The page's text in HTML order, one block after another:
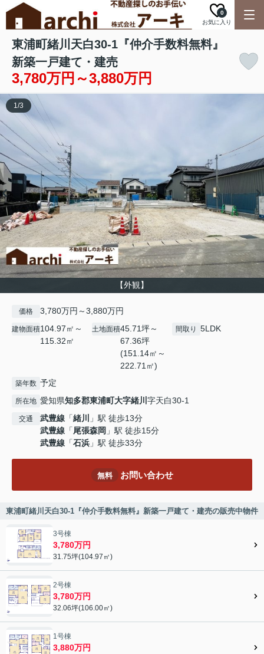
お気に入り
0
東浦町緒川天白30-1『仲介手数料無料』
新築一戸建て・建売
3,780万円～3,880万円
【外観】
1/3
価格 3,780万円～3,880万円
建物面積104.97㎡～
115.32㎡
土地面積45.71坪～
67.36坪
(151.14㎡～
222.71㎡)
間取り 5LDK
築年数 予定
所在地 愛知県知多郡東浦町大字緒川 字天白30-1
交通 武豊線 「緒川
」駅 徒歩13分
武豊線 「尾張森岡 」駅 徒歩15分
武豊線 「石浜 」駅 徒歩33分
無料 お問い合わせ
東浦町緒川天白30-1『仲介手数料無料』新築一戸建て・建売の販売中物件
3号棟
3,780万円
31.75坪(104.97㎡)
2号棟
3,780万円
32.06坪(106.00㎡)
1号棟
3,880万円